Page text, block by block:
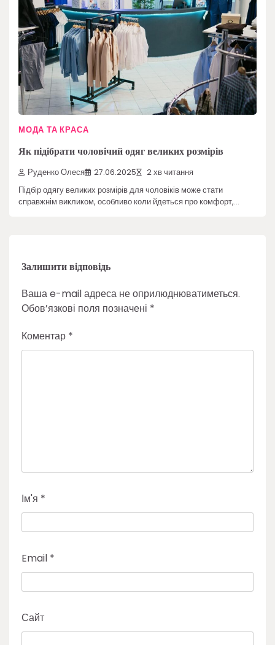
МОДА ТА КРАСА
Як підібрати чоловічий одяг великих розмірів
Руденко Олеся 27.06.2025 2 хв читання
Підбір одягу великих розмірів для чоловіків може стати
справжнім викликом, особливо коли йдеться про комфорт,…
Залишити відповідь
Ваша e-mail адреса не оприлюднюватиметься.
Обов’язкові поля позначені *
Коментар *
Ім'я *
Email *
Сайт